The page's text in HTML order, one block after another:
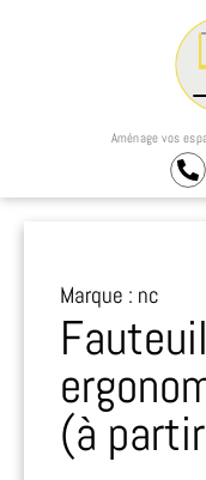
Aménage vos
Marque : nc
(à